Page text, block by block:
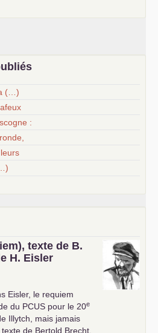
(…)
:
texte de B.
H. Eisler
Eisler, le requiem
du PCUS pour le 20e
Illytch, mais jamais
texte de Bertold Brecht,